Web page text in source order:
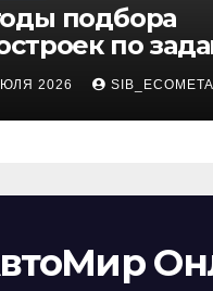
подбора
по
2026